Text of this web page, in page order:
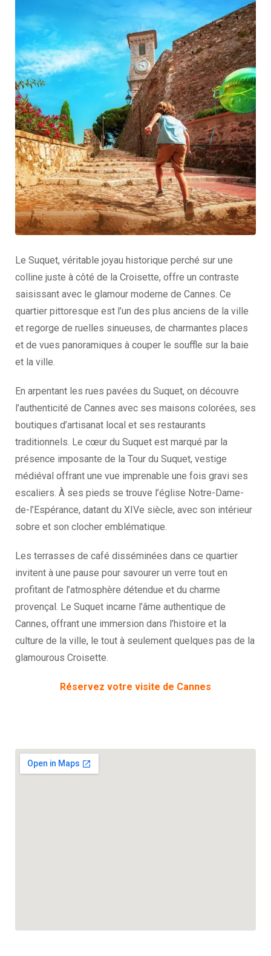
Le Suquet, véritable joyau historique perché sur une
colline juste à côté de la Croisette, offre un contraste
saisissant avec le glamour moderne de Cannes. Ce
quartier pittoresque est l’un des plus anciens de la ville
et regorge de ruelles sinueuses, de charmantes places
et de vues panoramiques à couper le souffle sur la baie
et la ville.
En arpentant les rues pavées du Suquet, on découvre
l’authenticité de Cannes avec ses maisons colorées, ses
boutiques d’artisanat local et ses restaurants
traditionnels. Le cœur du Suquet est marqué par la
présence imposante de la Tour du Suquet, vestige
médiéval offrant une vue imprenable une fois gravi ses
escaliers. À ses pieds se trouve l’église Notre-Dame-
de-l’Espérance, datant du XIVe siècle, avec son intérieur
sobre et son clocher emblématique.
Les terrasses de café disséminées dans ce quartier
invitent à une pause pour savourer un verre tout en
profitant de l’atmosphère détendue et du charme
provençal. Le Suquet incarne l’âme authentique de
Cannes, offrant une immersion dans l’histoire et la
culture de la ville, le tout à seulement quelques pas de la
glamourous Croisette.
Réservez votre visite de Cannes